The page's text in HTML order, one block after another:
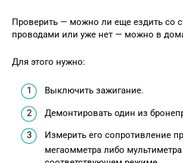
Проверить — можно ли еще ездить со
проводами или уже нет — можно в
Для этого нужно:
Выключить зажигание.
Демонтировать один из
Измерить его сопротивление
мегаомметра либо